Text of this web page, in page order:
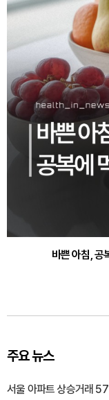
바쁜 아침,
주요 뉴스
서울 아파트 상승거래